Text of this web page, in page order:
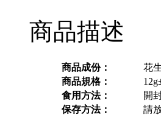
商品描述
商品成份：
花
商品規格：
食用方法：
開
保存方法：
請